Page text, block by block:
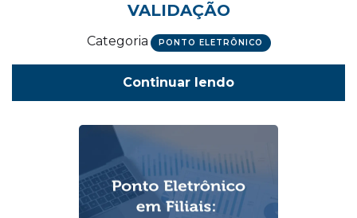
VALIDAÇÃO
Categoria PONTO ELETRÔNICO
Continuar lendo